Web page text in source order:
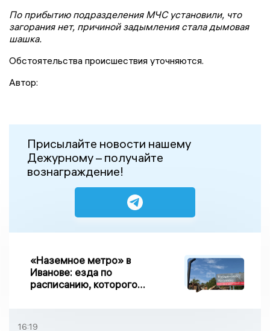
По прибытию подразделения МЧС установили, что
загорания нет, причиной задымления стала дымовая
шашка.
Обстоятельства происшествия уточняются.
Автор:
Присылайте новости нашему
Дежурному – получайте
вознаграждение!
«Наземное метро» в
Иванове: езда по
расписанию, которого
16:19